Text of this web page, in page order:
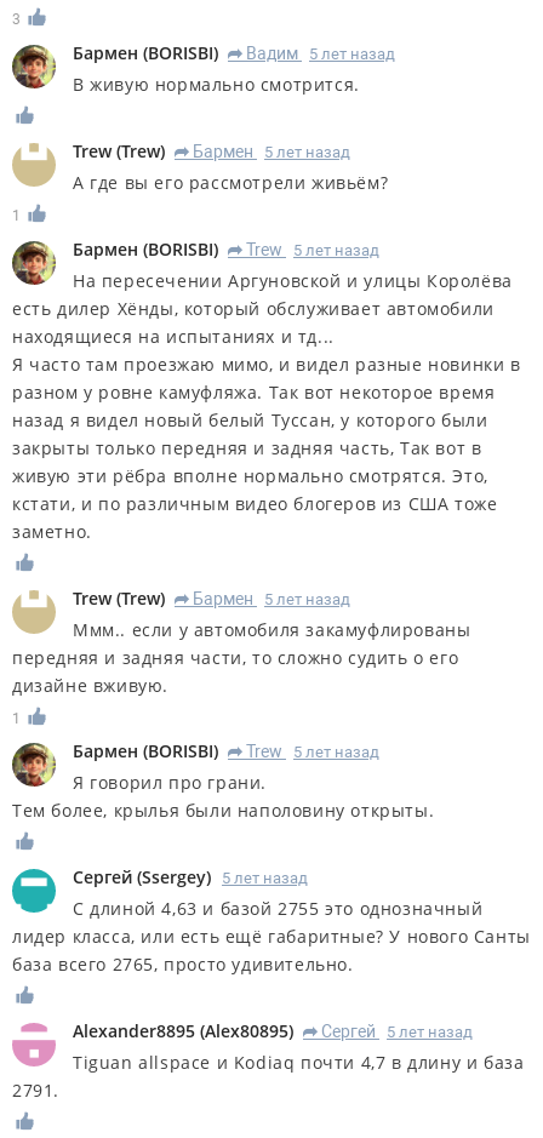
3
Бармен (BORISBI) R Вадим 5 лет назад
В живую нормально смотрится.
Trew(Trew) R Бармен 5 лет назад
А где вы его рассмотрели живьём?
1
Бармен (BORISBI) R Trew 5 лет назад
На пересечении Аргуновской и улицы Королёва
есть дилер Хёнды, который обслуживает автомобили
находящиеся на испытаниях и тд...
Я часто там проезжаю мимо, и видел разные новинки в
разном у ровне камуфляжа. Так вот некоторое время
назад я видел новый белый Туссан, у которого были
закрыты только передняя и задняя часть, Так вот в
живую эти рёбра вполне нормально смотрятся. Это,
кстати, и по различным видео блогеров из США тоже
заметно.
Trew(Trew) R Бармен 5 лет назад
Ммм.. если у автомобиля закамуфлированы
передняя и задняя части, то сложно судить о его
дизайне вживую.
1
Бармен (BORISBI) R Trew 5 лет назад
Я говорил про грани.
Тем более, крылья были наполовину открыты.
Сергей (Ssergey) 5 лет назад
С длиной 4,63 и базой 2755 это однозначный
лидер класса, или есть ещё габаритные? У нового Санты
база всего 2765, просто удивительно.
Alexander8895 (Alex80895) R Сергей 5 лет назад
Tiguan allspace и Kodiaq почти 4,7 в длину и база
2791.